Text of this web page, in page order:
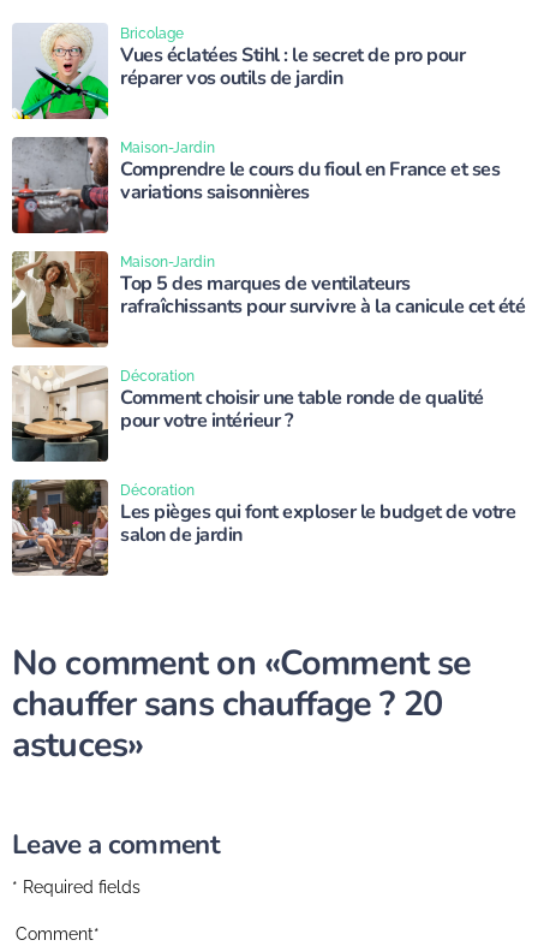
Vues éclatées Stihl : le secret de pro pour
réparer vos outils de jardin
Bricolage
Comprendre le cours du fioul en France et ses
variations saisonnières
Maison-Jardin
Top 5 des marques de ventilateurs
rafraîchissants pour survivre à la canicule cet été
Maison-Jardin
Comment choisir une table ronde de qualité
pour votre intérieur ?
Décoration
Les pièges qui font exploser le budget de votre
salon de jardin
Décoration
No comment on «Comment se
chauffer sans chauffage ? 20
astuces»
Leave a comment
* Required fields
Comment*